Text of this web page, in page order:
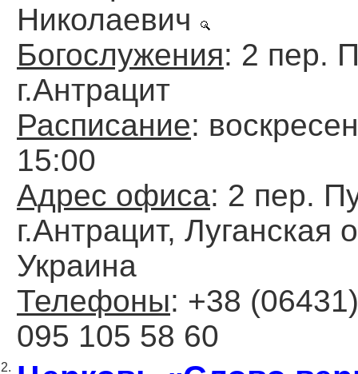
Николаевич
Богослужения: 2 пер.
г.Антрацит
Расписание:
15:00
Адрес офиса: 2 пер.
г.Антрацит, Луганская
Украина
Телефоны: +38
095 105 58 60
2.